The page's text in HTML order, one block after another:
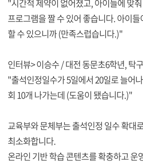
"시간적 제약이 없어졌고, 아이들에 맞
프로그램을 짤 수 있어 좋습니다. 아이
할 수 있으니까 (만족스럽습니다.)"
인터뷰> 이승수 / 대전 동문초6학년, 탁
"출석인정일수가 5일에서 20일로 늘어
회 10개 나가는데 (도움이 됐습니다.)"
교육부와 문체부는 출석인정 일수 확대
최소화합니다.
온라인 기반 학습 콘텐츠를 확충하고 운